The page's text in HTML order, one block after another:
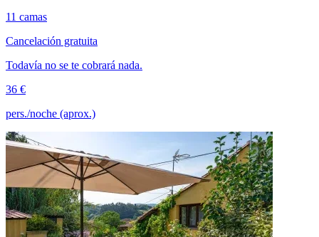
11 camas
Cancelación gratuita
Todavía no se te cobrará nada.
36 €
pers./noche (aprox.)